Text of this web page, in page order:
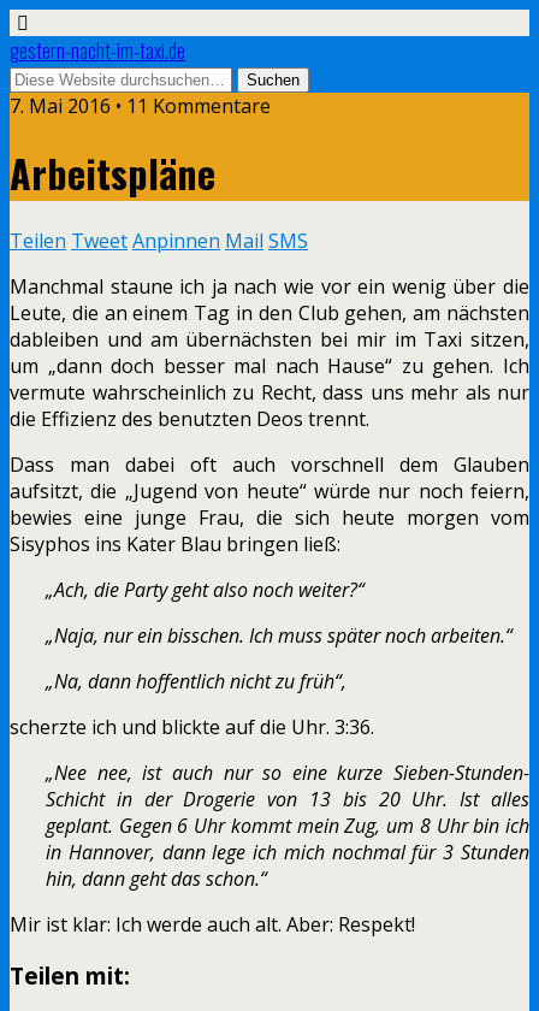
gestern-nacht-im-taxi.de
7. Mai 2016 • 11 Kommentare
Arbeitspläne
Teilen TweetAnpinnen Mail SMS
Manchmal staune ich ja nach wie vor ein wenig über die
Leute, die an einem Tag in den Club gehen, am nächsten
dableiben und am übernächsten bei mir im Taxi sitzen,
um „dann doch besser mal nach Hause“ zu gehen. Ich
vermute wahrscheinlich zu Recht, dass uns mehr als nur
die Effizienz des benutzten Deos trennt.
Dass man dabei oft auch vorschnell dem Glauben
aufsitzt, die „Jugend von heute“ würde nur noch feiern,
bewies eine junge Frau, die sich heute morgen vom
Sisyphos ins Kater Blau bringen ließ:
„Ach, die Party geht also noch weiter?“
„Naja, nur ein bisschen. Ich muss später noch arbeiten.“
„Na, dann hoffentlich nicht zu früh“,
scherzte ich und blickte auf die Uhr. 3:36.
„Nee nee, ist auch nur so eine kurze Sieben-Stunden-
Schicht in der Drogerie von 13 bis 20 Uhr. Ist alles
geplant. Gegen 6 Uhr kommt mein Zug, um 8 Uhr bin ich
in Hannover, dann lege ich mich nochmal für 3 Stunden
hin, dann geht das schon.“
Mir ist klar: Ich werde auch alt. Aber: Respekt!
Teilen mit: